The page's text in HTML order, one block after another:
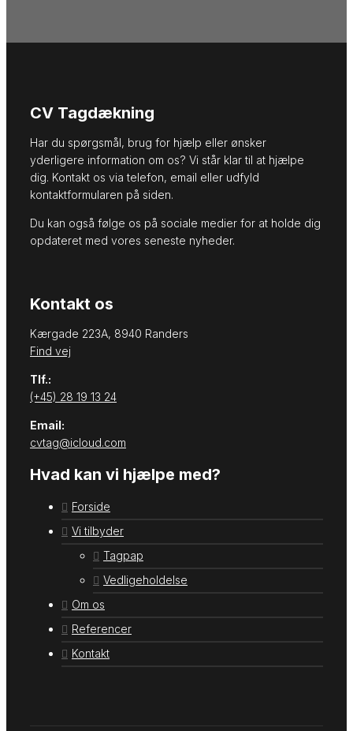
CV Tagdækning
Har du spørgsmål, brug for hjælp eller ønsker
yderligere information om os? Vi står klar til at hjælpe
dig. Kontakt os via telefon, email eller udfyld
kontaktformularen på siden.
Du kan også følge os på sociale medier for at holde dig
opdateret med vores seneste nyheder.
Kontakt os
Kærgade 223A, 8940 Randers
Find vej
Tlf.:
(+45) 28 19 13 24
Email:
cvtag@icloud.com
Hvad kan vi hjælpe med?
Forside
Vi tilbyder
Tagpap
Vedligeholdelse
Om os
Referencer
Kontakt